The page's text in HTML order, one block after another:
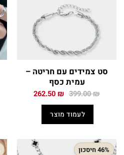
סט צמידים עם חריטה –
עמית כסף
399.00₪ המחיר
399.00 ₪.
262.50 ₪ המחיר
לעמוד מוצר
46% חיסכון